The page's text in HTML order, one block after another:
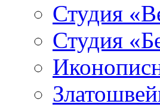
Студия
Студия